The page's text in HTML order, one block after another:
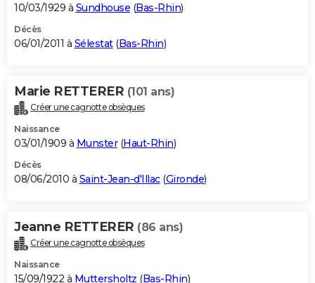
10/03/1929 à Sundhouse (Bas-Rhin)
Décès
06/01/2011 à Sélestat(Bas-Rhin)
Marie RETTERER (101 ans)
Créer une cagnotte obsèques
Naissance
03/01/1909 à Munster(Haut-Rhin)
Décès
08/06/2010 à Saint-Jean-d'Illac(Gironde)
Jeanne RETTERER (86 ans)
Créer une cagnotte obsèques
Naissance
15/09/1922 à Muttersholtz (Bas-Rhin)